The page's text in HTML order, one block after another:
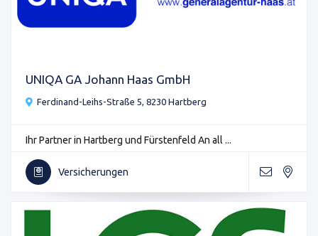
UNIQA GA Johann Haas GmbH
Ferdinand-Leihs-Straße 5, 8230 Hartberg
Ihr Partner in Hartberg und Fürstenfeld An all ...
Versicherungen